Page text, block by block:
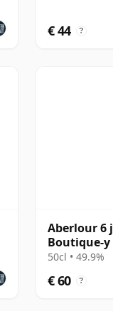
€ 44 ?
Aberlour 6
Boutique-y
50cl • 49.9%
€ 60 ?